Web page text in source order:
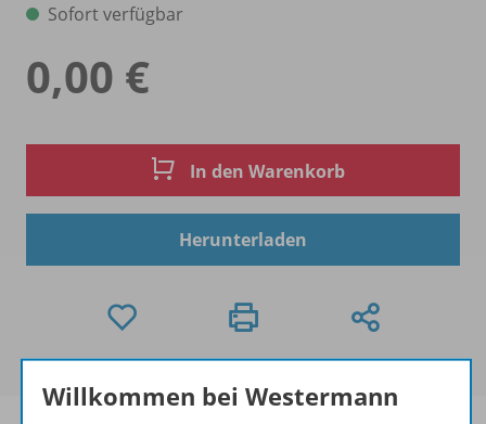
Sofort verfügbar
0,00 €
In den Warenkorb
Herunterladen
Willkommen bei Westermann